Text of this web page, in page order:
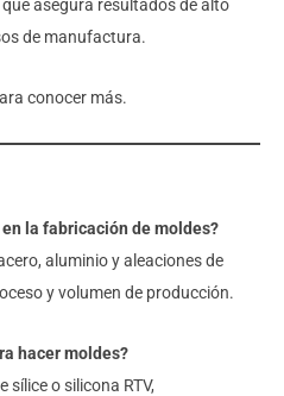
asegura resultados de alto
de manufactura.
conocer más.
la fabricación de moldes?
aluminio y aleaciones de
y volumen de producción.
hacer moldes?
sílice o silicona RTV,